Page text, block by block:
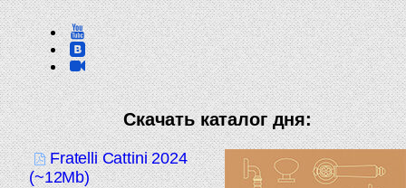
Скачать каталог дня:
Fratelli Cattini 2024
(~12Mb)